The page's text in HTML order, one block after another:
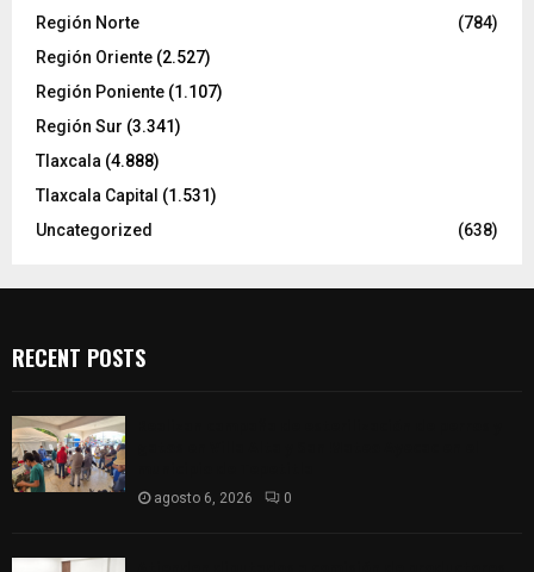
Región Norte
(784)
Región Oriente (2.527)
Región Poniente (1.107)
Región Sur (3.341)
Tlaxcala (4.888)
Tlaxcala Capital (1.531)
Uncategorized
(638)
RECENT POSTS
agosto 6, 2026 0